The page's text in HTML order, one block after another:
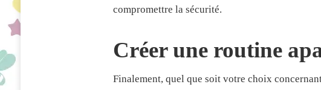
compromettre la sécurité.
Créer une routine
Finalement, quel que soit votre choix